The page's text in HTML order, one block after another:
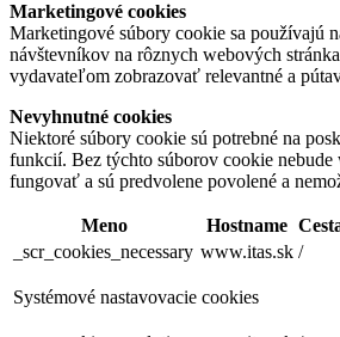
Marketingové cookies
Marketingové súbory cookie sa používajú
návštevníkov na rôznych webových
vydavateľom zobrazovať relevantné a
Nevyhnutné cookies
Niektoré súbory cookie sú potrebné na
funkcií. Bez týchto súborov cookie nebude
fungovať a sú predvolene povolené a
Meno Hostname
_scr_cookies_necessary www.itas.sk /
Systémové nastavovacie cookies